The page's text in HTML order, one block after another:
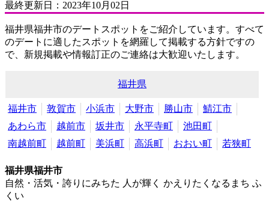
最終更新日： 2023年10月02日
福井県福井市のデートスポットをご紹介しています。すべて
のデートに適したスポットを網羅して掲載する方針ですの
で、新規掲載や情報訂正のご連絡は大歓迎いたします。
福井県
福井市 敦賀市 小浜市 大野市 勝山市
鯖江市
あわら市
越前市 坂井市 永平寺町
池田町
南越前町
越前町 美浜町 高浜町 おおい町 若狭町
福井県福井市
自然・活気・誇りにみちた 人が輝く かえりたくなるまち ふ
くい